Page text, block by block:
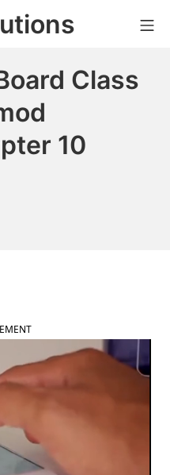
Class
10